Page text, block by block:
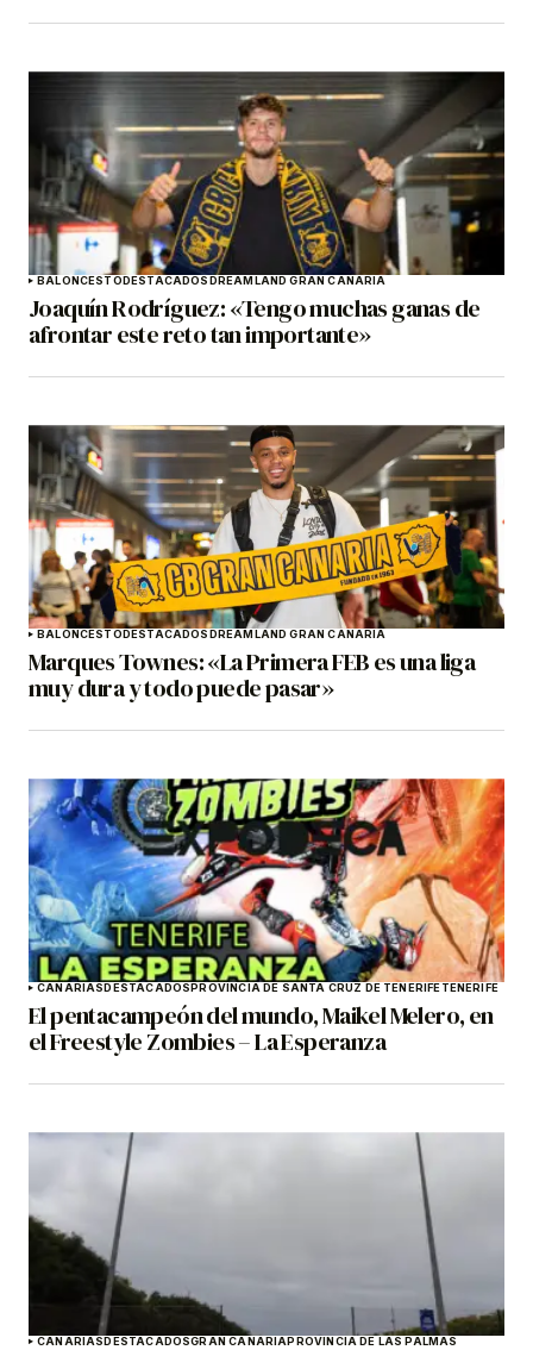
BALONCESTODESTACADOSDREAMLAND GRAN CANARIA
Joaquín Rodríguez: «Tengo muchas ganas de
afrontar este reto tan importante»
BALONCESTODESTACADOSDREAMLAND GRAN CANARIA
Marques Townes: «La Primera FEB es una liga
muy dura y todo puede pasar»
CANARIASDESTACADOSPROVINCIA DE SANTA CRUZ DE TENERIFETENERIFE
El pentacampeón del mundo, Maikel Melero, en
el Freestyle Zombies – La Esperanza
CANARIASDESTACADOSGRAN CANARIAPROVINCIA DE LAS PALMAS